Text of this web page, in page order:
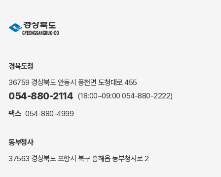
민원상담
민원안내
해명·설명자료
자주하는 질문
복지신문고
세입세출예산서
경북도청
36759 경상북도 안동시 풍천면 도청대로 455
054-880-2114 (18:00~09:00 054-880-2222)
팩스 054-880-4999
동부청사
37563 경상북도 포항시 북구 흥해읍 동부청사로 2